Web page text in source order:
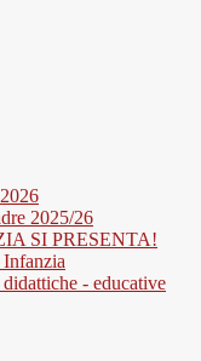
2025/26
SI PRESENTA!
- educative